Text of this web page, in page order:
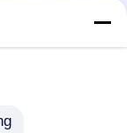
ารพิมพ์ X